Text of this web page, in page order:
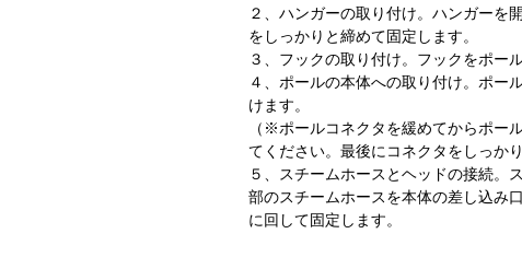
２、ハンガーの取り付け。ハンガーを
をしっかりと締めて固定します。
３、フックの取り付け。フックをポー
４、ポールの本体への取り付け。ポー
けます。
（※ポールコネクタを緩めてからポー
てください。最後にコネクタをしっか
５、スチームホースとヘッドの接続。
部のスチームホースを本体の差し込み
に回して固定します。